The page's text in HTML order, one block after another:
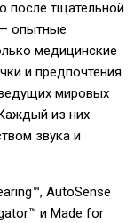
после тщательной
опытные
медицинские
и предпочтения.
мировых
из них
звука и
AutoSense
и Made for